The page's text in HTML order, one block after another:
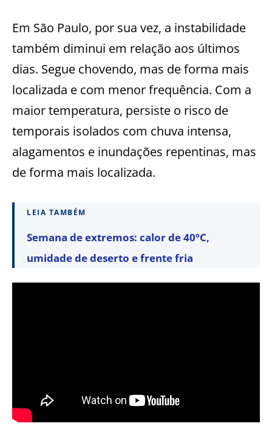
Em São Paulo, por sua vez, a instabilidade
também diminui em relação aos últimos
dias. Segue chovendo, mas de forma mais
localizada e com menor frequência. Com a
maior temperatura, persiste o risco de
temporais isolados com chuva intensa,
alagamentos e inundações repentinas, mas
de forma mais localizada.
LEIA TAMBÉM
Semana de extremos: calor de 40ºC,
umidade de deserto e frente fria